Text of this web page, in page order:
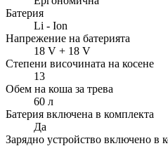
Батерия
Li - Ion
Напрежение на батерията
18 V + 18 V
Степени височината на косене
13
Обем на коша за трева
60 л
Батерия включена в комплекта
Да
Зарядно устройство включено в